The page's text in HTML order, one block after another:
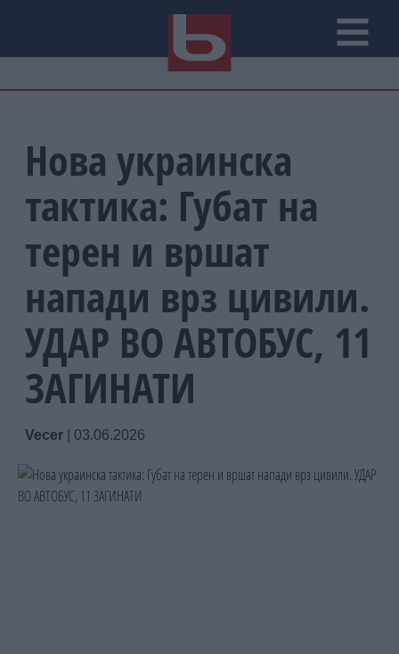
Нова украинска
тактика: Губат на
терен и вршат
напади врз цивили.
УДАР ВО АВТОБУС, 11
ЗАГИНАТИ
Vecer 03.06.2026